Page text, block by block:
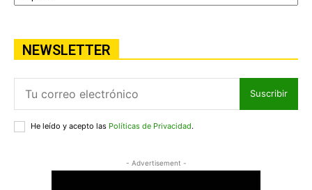
NEWSLETTER
Suscribir
He leído y acepto las Políticas de Privacidad.
- Advertisement -